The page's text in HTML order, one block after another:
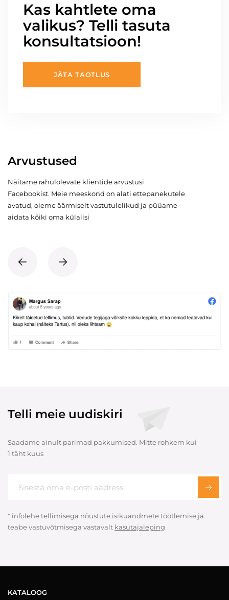
Kas kahtlete oma
valikus? Telli tasuta
konsultatsioon!
JÄTA TAOTLUS
Arvustused
Näitame rahulolevate klientide arvustusi
Facebookist. Meie meeskond on alati ettepanekutele
avatud, oleme äärmiselt vastutulelikud ja püüame
aidata kõiki oma külalisi
Telli meie uudiskiri
Saadame ainult parimad pakkumised. Mitte rohkem kui
1 täht kuus
* infolehe tellimisega nõustute isikuandmete töötlemise ja
teabe vastuvõtmisega vastavalt kasutajaleping
KATALOOG